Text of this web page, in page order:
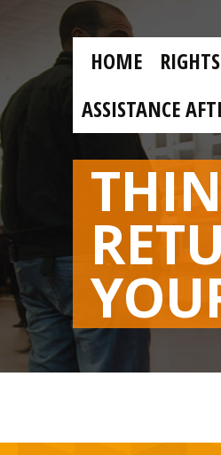
Skip to main content
MAIN
NAVIGATION
HOME
ASSISTANCE